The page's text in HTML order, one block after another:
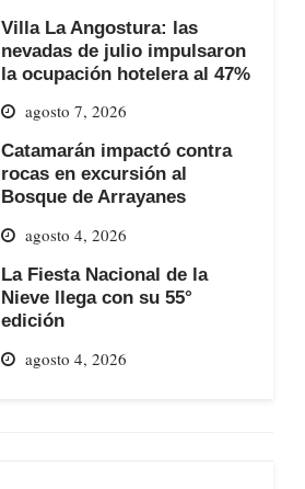
Villa La Angostura: las
nevadas de julio impulsaron
la ocupación hotelera al 47%
agosto 7, 2026
Catamarán impactó contra
rocas en excursión al
Bosque de Arrayanes
agosto 4, 2026
La Fiesta Nacional de la
Nieve llega con su 55°
edición
agosto 4, 2026